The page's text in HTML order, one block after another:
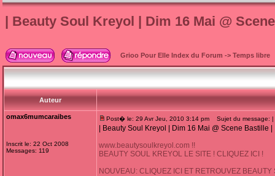
| Beauty Soul Kreyol | Dim 16 Mai @
Grioo Pour Elle Index du Forum -> Temps libre
Auteur
omax6mumcaraibes
Inscrit le: 22 Oct 2008
Messages: 119
Post� le: 29 Avr Jeu, 2010 3:14 pm Sujet du message: |
| Beauty Soul Kreyol | Dim 16 Mai @ Scene Bastille |
www.beautysoulkreyol.com !!
BEAUTY SOUL KREYOL LE SITE ! CLIQUEZ ICI !
NOUVEAU: CLIQUEZ ICI ET RETROUVEZ